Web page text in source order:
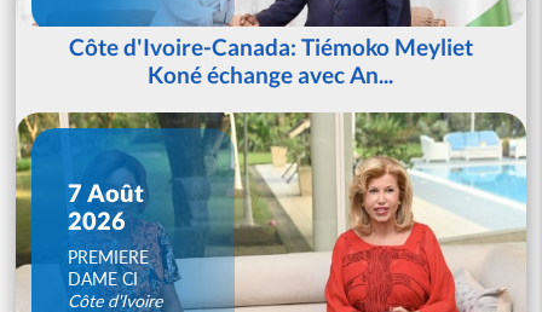
Côte d'Ivoire-Canada: Tiémoko Meyliet
Koné échange avec An...
7 Août
2026
PREMIERE
DAME CI
Côte d'Ivoire